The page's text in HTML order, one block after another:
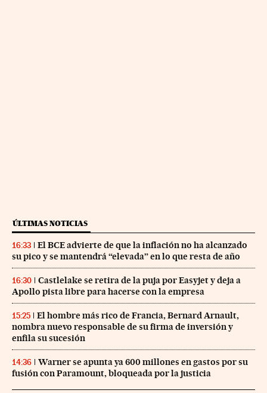
ÚLTIMAS NOTICIAS
16:33
El BCE advierte de que la inflación no ha alcanzado
su pico y se mantendrá “elevada” en lo que resta de año
16:30
Castlelake se retira de la puja por Easyjet y deja a
Apollo pista libre para hacerse con la empresa
15:25
El hombre más rico de Francia, Bernard Arnault,
nombra nuevo responsable de su firma de inversión y
enfila su sucesión
14:36
Warner se apunta ya 600 millones en gastos por su
fusión con Paramount, bloqueada por la justicia